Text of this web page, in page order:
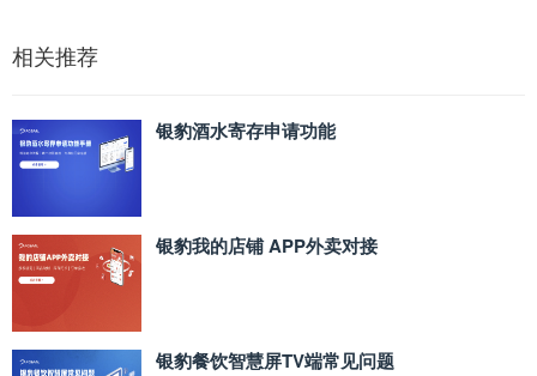
相关推荐
银豹酒水寄存申请功能
银豹我的店铺 APP外卖对接
银豹餐饮智慧屏TV端常见问题